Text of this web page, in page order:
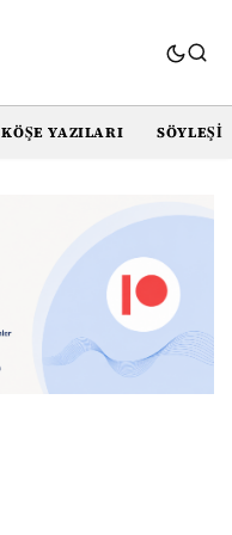
KÖŞE YAZILARI SÖYLEŞI